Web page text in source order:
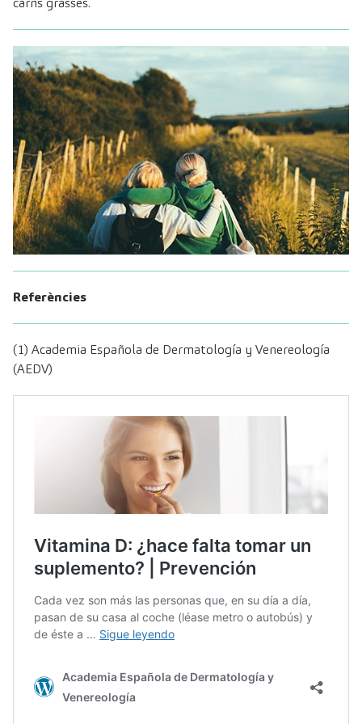
Referències
(1) Academia Española de Dermatología y Venereología
(AEDV)